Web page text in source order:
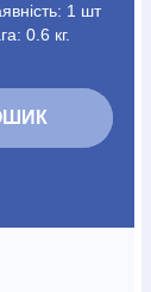
1 шт
0.6 кг.